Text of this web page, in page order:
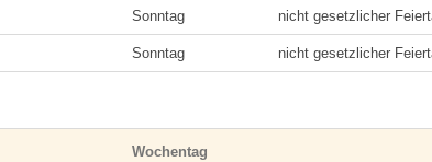
Sonntag nicht gesetzlicher
Sonntag nicht gesetzlicher
Wochentag